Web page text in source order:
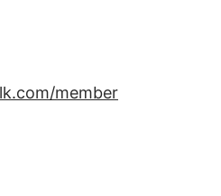
member